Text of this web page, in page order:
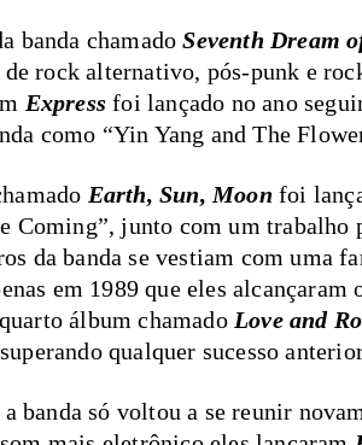
banda chamadoSeventh Dream
rock alternativo, pós-punk e
Express foi lançado no ano
como “Yin Yang and The
Earth, Sun, Moon foi
Coming”, junto com um trabalho
da banda se vestiam com uma
em 1989 que eles alcançaram
álbum chamado Love and
qualquer sucesso
banda só voltou a se reunir